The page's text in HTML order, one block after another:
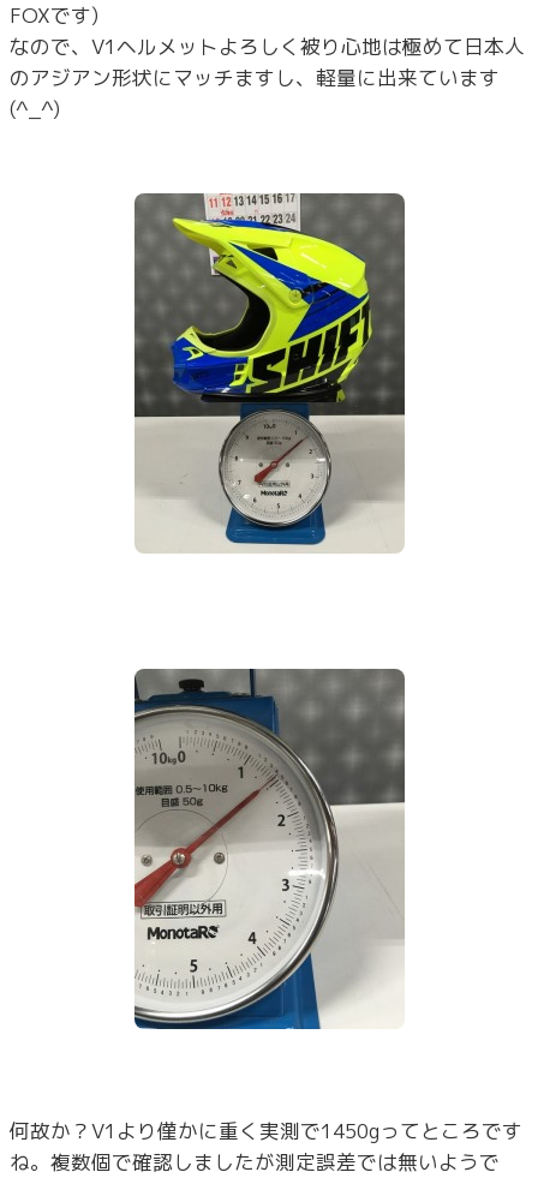
FOXです)
なので、V1ヘルメットよろしく被り心地は極めて日本人
のアジアン形状にマッチますし、軽量に出来ています
(^_^)
何故か？V1より僅かに重く実測で1450gってところです
ね。複数個で確認しましたが測定誤差では無いようで